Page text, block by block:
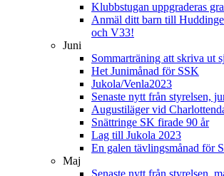
Klubbstugan uppgraderas
Anmäl ditt barn till
och V33!
Juni
Sommarträning att skriva ut
Het Junimånad för SSK
Jukola/Venla2023
Senaste nytt från styrelsen,
Augustiläger vid
Snättringe SK firade 90 år
Lag till Jukola 2023
En galen tävlingsmånad för
Maj
Senaste nytt från styrelsen,